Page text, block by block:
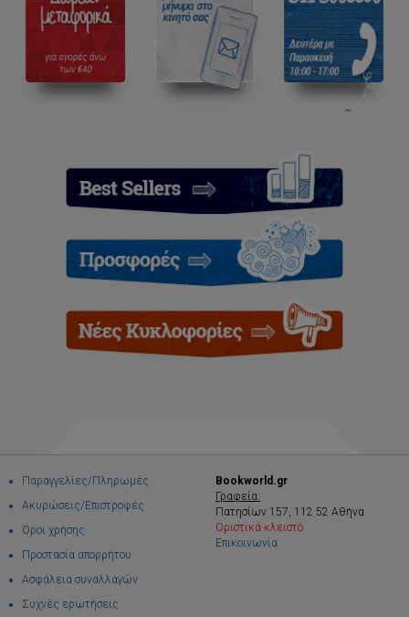
Παραγγελίες/Πληρωμές
Ακυρώσεις/Επιστροφές
Όροι χρήσης
Προστασία απορρήτου
Ασφάλεια συναλλαγών
Συχνές ερωτήσεις
Bookworld.gr
Γραφεία:
Πατησίων 157, 112 52 Αθήνα
Οριστικά κλειστό
Επικοινωνία